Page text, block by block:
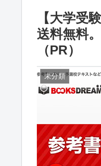
【大学受
送料無料
（PR）
未分類